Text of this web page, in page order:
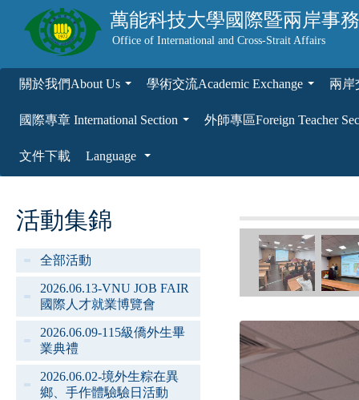
萬能科技大學國際暨兩岸事
Office of International and Cross-Strait Affairs
關於我們About Us 學術交流Academic Exchange 兩岸
國際專章 International Section 外師專區Foreign Teacher
文件下載 Language
活動集錦
全部活動
2026.06.13-VNU JOB FAIR
國際人才就業博覽會
2026.06.09-115級僑外生畢
業典禮
2026.06.02-境外生粽在異
鄉、手作體驗驗日活動